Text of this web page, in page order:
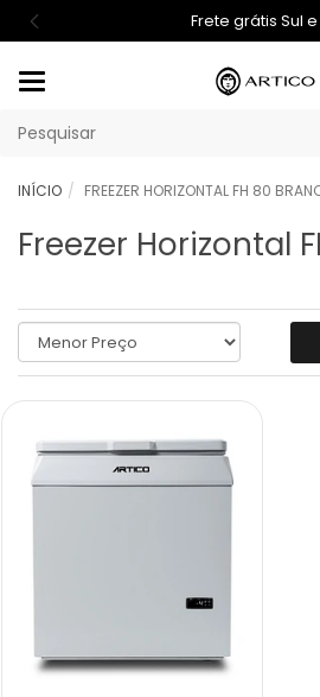
Frete grátis Sul e
INÍCIO FREEZER HORIZONTAL FH 80
Freezer Horizontal